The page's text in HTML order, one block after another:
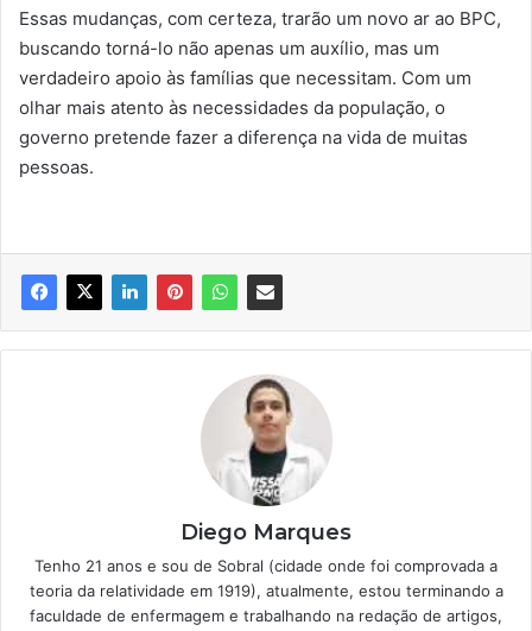
Essas mudanças, com certeza, trarão um novo ar ao BPC,
buscando torná-lo não apenas um auxílio, mas um
verdadeiro apoio às famílias que necessitam. Com um
olhar mais atento às necessidades da população, o
governo pretende fazer a diferença na vida de muitas
pessoas.
Diego Marques
Tenho 21 anos e sou de Sobral (cidade onde foi comprovada a
teoria da relatividade em 1919), atualmente, estou terminando a
faculdade de enfermagem e trabalhando na redação de artigos,